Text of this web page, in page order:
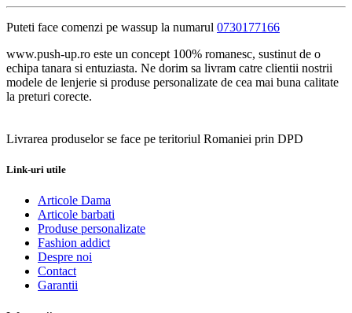
Puteti face comenzi pe wassup la numarul 0730177166
www.push-up.ro este un concept 100% romanesc, sustinut de o
echipa tanara si entuziasta. Ne dorim sa livram catre clientii nostrii
modele de lenjerie si produse personalizate de cea mai buna calitate
la preturi corecte.
Livrarea produselor se face pe teritoriul Romaniei prin DPD
Link-uri utile
Articole Dama
Articole barbati
Produse personalizate
Fashion addict
Despre noi
Contact
Garantii